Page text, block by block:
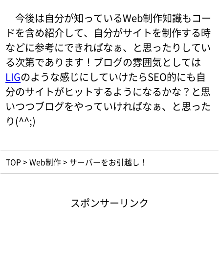
今後は自分が知っているWeb制作知識もコー
ドを含め紹介して、自分がサイトを制作する時
などに参考にできればなぁ、と思ったりしてい
る次第であります！ブログの雰囲気としては
LIGのような感じにしていけたらSEO的にも自
分のサイトがヒットするようになるかな？と思
いつつブログをやっていければなぁ、と思った
り(^^;)
TOP > Web制作 > サーバーをお引越し！
スポンサーリンク